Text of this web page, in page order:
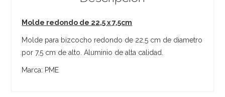
Molde redondo de 22,5 x 7,5cm
Molde para bizcocho redondo de 22,5 cm de diametro
por 7,5 cm de alto. Aluminio de alta calidad.
Marca: PME